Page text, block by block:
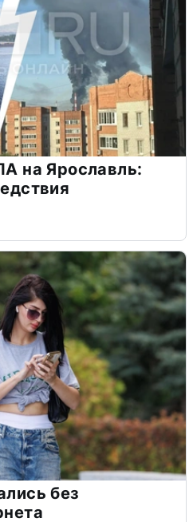
на Ярославль:
без